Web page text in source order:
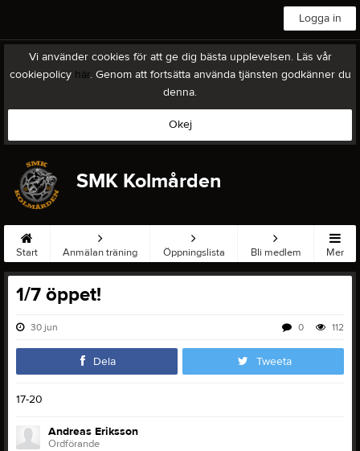
Logga in
Vi använder cookies för att ge dig bästa upplevelsen. Läs vår
cookiepolicy här. Genom att fortsätta använda tjänsten godkänner du
denna.
Okej
SMK Kolmården
Start Anmälan träning Öppningslista Bli medlem Mer
1/7 öppet!
30 jun 112
0
Dela Tweeta
17-20
Andreas Eriksson
Ordförande